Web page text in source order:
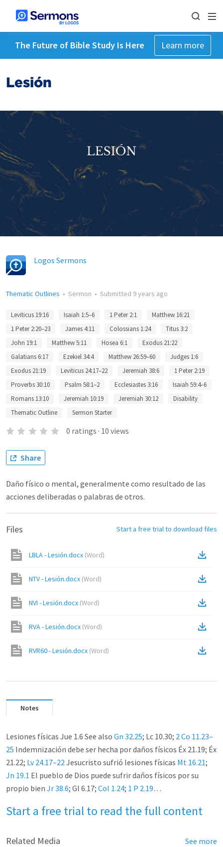
The Future of Bible Study Is Here Learn more
Lesión
Logos Sermons
Thematic Outlines • Sermon • Submitted 9 years ago
Leviticus 19:16 Isaiah 1:5–6 1 Peter 2:1
Matthew 16:21
1 Peter 2:20–23
James 4:11 Colossians 1:24
Titus 3:2
John 19:1
Matthew 5:11 Hosea 6:1
Exodus 21:22
Galatians 6:17
Ezekiel 34:4 Matthew 26:59–60
Judges 1:6
Exodus 21:19
Leviticus 24:17–22 Jeremiah 38:6
1 Peter 2:19
Proverbs 30:10
Psalm 58:1–2 Ecclesiastes 3:16
Isaiah 59:4–6
Romans 13:10
Jeremiah 10:19 Jeremiah 30:12
Disability
Thematic Outline
Sermon Starter
0 ratings · 10 views
Share
Daño físico o mental, generalmente como resultado de las
acciones deliberadas o palabras de otros.
Files Start a free trial to download files
LBLA - Lesión.docx (Word)
NTV - Lesión.docx (Word)
NVI - Lesión.docx (Word)
RVA - Lesión.docx (Word)
RVR60 - Lesión.docx (Word)
Notes
Lesiones físicas Jue 1.6 See also Gn 32.25; Lc 10.30; 2 Co 11.23–
25 Indemnización debe ser hecha por daños físicos Éx 21.19; Éx
21.22; Lv 24.17–22Jesucristo sufrió lesiones físicas Mt 16.21;
Jn 19.1 El pueblo de Dios puede sufrir daños físicos por su
propio bien Jr 38.6; Gl 6.17; Col 1.24; 1 P 2.19…
Start a free trial to read the full content
Related Media See more